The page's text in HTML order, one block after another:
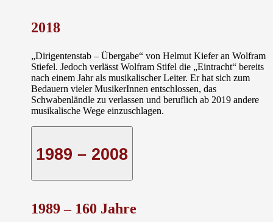
2018
„Dirigentenstab – Übergabe“ von Helmut Kiefer an Wolfram
Stiefel. Jedoch verlässt Wolfram Stifel die „Eintracht“ bereits
nach einem Jahr als musikalischer Leiter. Er hat sich zum
Bedauern vieler MusikerInnen entschlossen, das
Schwabenländle zu verlassen und beruflich ab 2019 andere
musikalische Wege einzuschlagen.
1989 – 2008
1989 – 160 Jahre